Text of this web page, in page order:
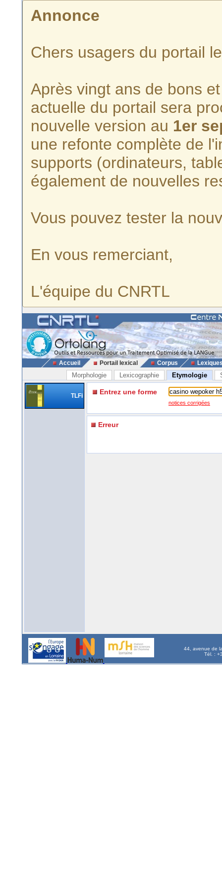
Annonce
Chers usagers du portail
Après vingt ans de bons
actuelle du portail sera
nouvelle version au 1er
une refonte complète de
supports (ordinateurs,
également de nouvelles
Vous pouvez tester la
En vous remerciant,
L'équipe du CNRTL
Accueil Portail lexical Corpus
Morphologie Lexicographie Etymologie
TLFi Entrez une forme
notices corrigées
Erreur
44, avenue de
Tél. :